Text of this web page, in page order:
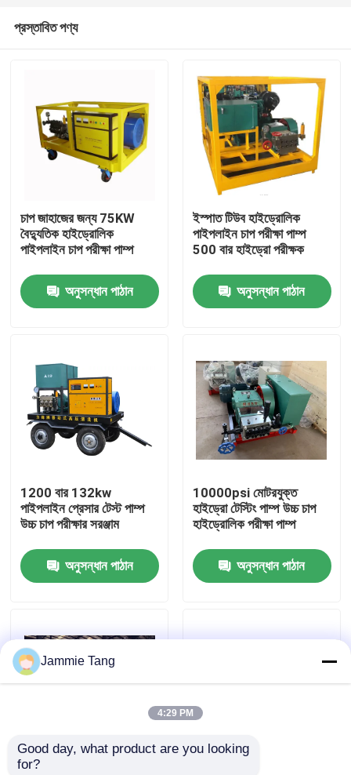
পণ্য
আমাদের সম্বন্ধে
গুণমান নিয়ন্ত্রণ
আমাদের সাথে যোগাযোগ
বৈদ্যুতিক হাইড্রো টেস্ট পাম্প
শিল্প উচ্চ চাপ ক্লিনার
প্রস্তাবিত পণ্য
চাপ জাহাজের জন্য 75KW
বৈদ্যুতিক হাইড্রোলিক
পাইপলাইন চাপ পরীক্ষা পাম্প
অনুসন্ধান পাঠান
ইস্পাত টিউব হাইড্রোলিক
পাইপলাইন চাপ পরীক্ষা পাম্প
500 বার হাইড্রো পরীক্ষক
অনুসন্ধান পাঠান
1200 বার 132kw
পাইপলাইন প্রেসার টেস্ট পাম্প
উচ্চ চাপ পরীক্ষার সরঞ্জাম
অনুসন্ধান পাঠান
10000psi মোটরযুক্ত
হাইড্রো টেস্টিং পাম্প উচ্চ চাপ
হাইড্রোলিক পরীক্ষা পাম্প
অনুসন্ধান পাঠান
কম্পিউটার স্বয়ংক্রিয় চার্ট
Jammie Tang
4:29 PM
Good day, what product are you looking
for?